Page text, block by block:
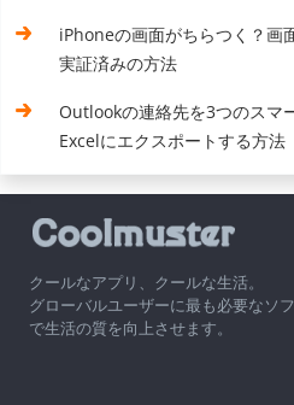
iPhoneの画面がちらつく？画
実証済みの方法
Outlookの連絡先を3つのスマ
Excelにエクスポートする方法
クールなアプリ、クールな生活。
グローバルユーザーに最も必要なソ
で生活の質を向上させます。